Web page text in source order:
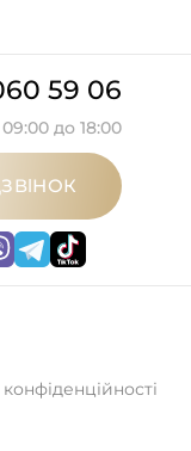
59 06
до 18:00